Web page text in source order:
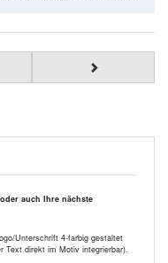
auch Ihre nächste
Unterschrift 4-farbig gestaltet
Text direkt im Motiv integrierbar).